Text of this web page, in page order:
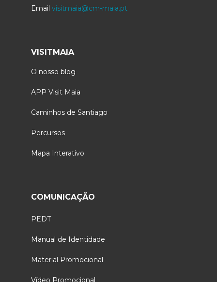
Email visitmaia@cm-maia.pt
VISITMAIA
O nosso blog
APP Visit Maia
Caminhos de Santiago
Percursos
Mapa Interativo
COMUNICAÇÃO
PEDT
Manual de Identidade
Material Promocional
Vídeo Promocional